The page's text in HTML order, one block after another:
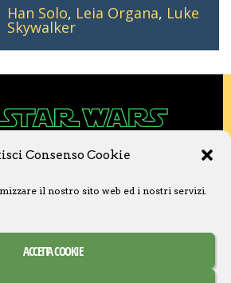
Consenso Cookie
il nostro sito web ed i nostri servizi.
ACCETTA COOKIE
Han Solo, Leia Organa, Luke
Skywalker
collegato a Lucasfilm LTD o
Company o ad altre
immagine o qualsiasi altra
ai propri detentori.